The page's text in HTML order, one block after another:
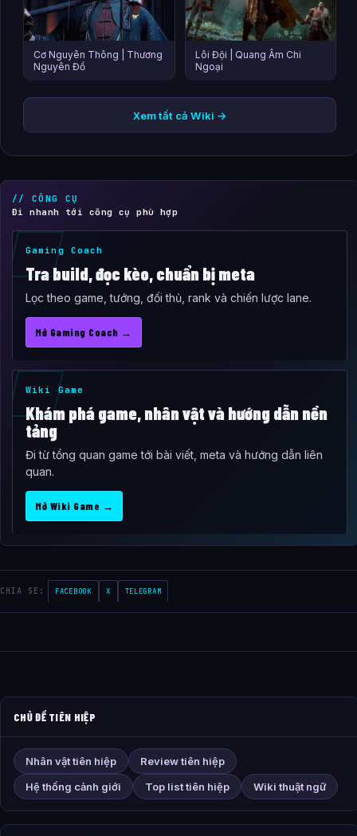
Cơ Nguyên Thông | Thương
Nguyên Đồ
Lôi Đội | Quang Âm Chi
Ngoại
Xem tất cả Wiki →
// CÔNG CỤ
Đi nhanh tới công cụ phù hợp
Gaming Coach
Tra build, đọc kèo, chuẩn bị meta
Lọc theo game, tướng, đối thủ, rank và chiến lược lane.
Mở Gaming Coach →
Wiki Game
Khám phá game, nhân vật và hướng dẫn nền
tảng
Đi từ tổng quan game tới bài viết, meta và hướng dẫn liên
quan.
Mở Wiki Game →
CHIA SE: FACEBOOK X TELEGRAM
CHỦ ĐỀ TIÊN HIỆP
Nhân vật tiên hiệp
Review tiên hiệp
Hệ thống cảnh giới
Top list tiên hiệp Wiki thuật ngữ